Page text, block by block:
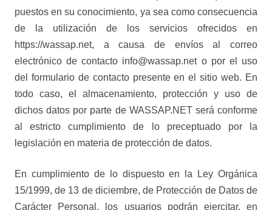
puestos en su conocimiento, ya sea como consecuencia
de la utilización de los servicios ofrecidos en
https://wassap.net, a causa de envíos al correo
electrónico de contacto info@wassap.net o por el uso
del formulario de contacto presente en el sitio web. En
todo caso, el almacenamiento, protección y uso de
dichos datos por parte de WASSAP.NET será conforme
al estricto cumplimiento de lo preceptuado por la
legislación en materia de protección de datos.
En cumplimiento de lo dispuesto en la Ley Orgánica
15/1999, de 13 de diciembre, de Protección de Datos de
Carácter Personal, los usuarios podrán ejercitar, en